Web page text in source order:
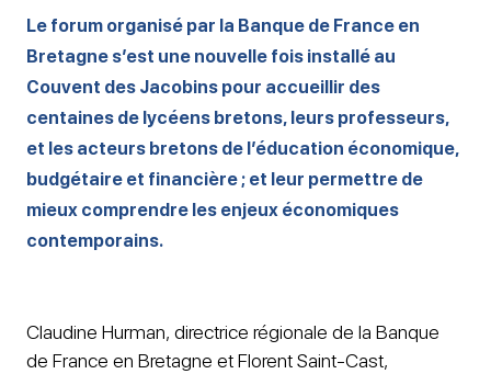
Le forum organisé par la Banque de France en
Bretagne s’est une nouvelle fois installé au
Couvent des Jacobins pour accueillir des
centaines de lycéens bretons, leurs professeurs,
et les acteurs bretons de l’éducation économique,
budgétaire et financière ; et leur permettre de
mieux comprendre les enjeux économiques
contemporains.
Claudine Hurman, directrice régionale de la Banque
de France en Bretagne et Florent Saint-Cast,